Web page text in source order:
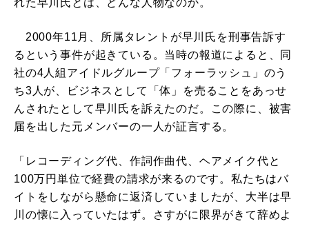
れた早川氏とは、どんな人物なのか。
2000年11月、所属タレントが早川氏を刑事告訴す
るという事件が起きている。当時の報道によると、同
社の4人組アイドルグループ「フォーラッシュ」のう
ち3人が、ビジネスとして「体」を売ることをあっせ
んされたとして早川氏を訴えたのだ。この際に、被害
届を出した元メンバーの一人が証言する。
「レコーディング代、作詞作曲代、ヘアメイク代と
100万円単位で経費の請求が来るのです。私たちはバ
イトをしながら懸命に返済していましたが、大半は早
川の懐に入っていたはず。さすがに限界がきて辞めよ